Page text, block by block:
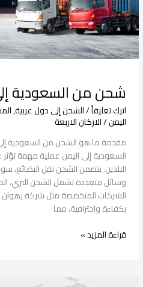
شحن من السعودية
اترك تعليقاً/الشحن إلى دول عربية,
اليمن/الاركان الاربعة
مقدمة ما هو الشحن من السعودية
السعودية إلى اليمن عملية مهمة تؤثر
البلدين. يتضمن الشحن نقل البضائع،
وسائل متعددة تشمل الشحن البري،
الشركات المتخصصة مثل شركة رهوان
بكفاءة واحترافية، مما
قراءة المزيد »